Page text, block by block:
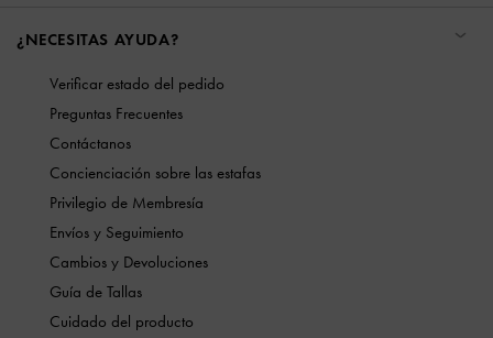
¿NECESITAS AYUDA?
Verificar estado del pedido
Preguntas Frecuentes
Contáctanos
Concienciación sobre las estafas
Privilegio de Membresía
Envíos y Seguimiento
Cambios y Devoluciones
Guía de Tallas
Cuidado del producto